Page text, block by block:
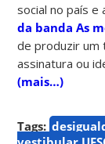
social no país
da banda As
de produzir um
assinatura ou
(mais…)
Tags: